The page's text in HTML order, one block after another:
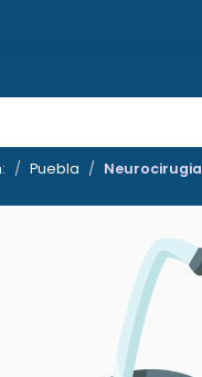
Puebla Neurocirugia